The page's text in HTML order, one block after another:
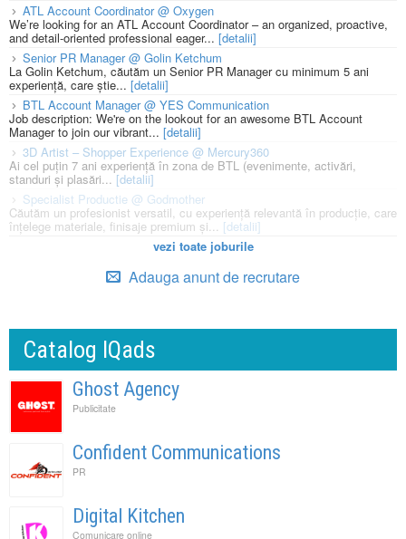
ATL Account Coordinator @ Oxygen
We’re looking for an ATL Account Coordinator – an organized, proactive,
and detail-oriented professional eager... [detalii]
Senior PR Manager @ Golin Ketchum
La Golin Ketchum, căutăm un Senior PR Manager cu minimum 5 ani
experiență, care știe... [detalii]
BTL Account Manager @ YES Communication
Job description: We're on the lookout for an awesome BTL Account
Manager to join our vibrant... [detalii]
3D Artist – Shopper Experience @ Mercury360
Ai cel puțin 7 ani experiență în zona de BTL (evenimente, activări,
standuri și plasări... [detalii]
Specialist Productie @ Godmother
Căutăm un profesionist versatil, cu experiență relevantă în producție, care
înțelege materiale, finisaje premium și... [detalii]
vezi toate joburile
Adauga anunt de recrutare
Catalog IQads
Ghost Agency
Publicitate
Confident Communications
PR
Digital Kitchen
Comunicare online